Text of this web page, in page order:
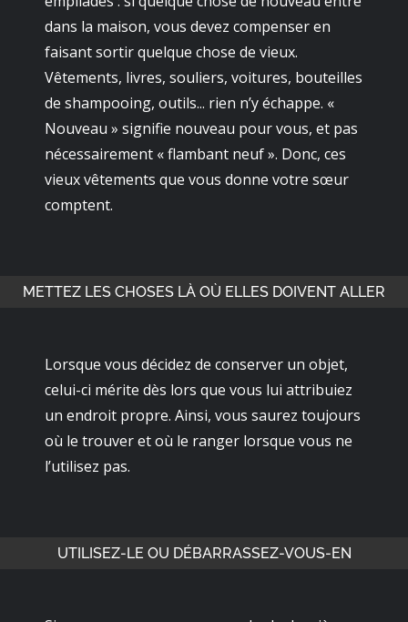
dans la maison, vous devez compenser en
faisant sortir quelque chose de vieux.
Vêtements, livres, souliers, voitures, bouteilles
de shampooing, outils... rien n’y échappe. «
Nouveau » signifie nouveau pour vous, et pas
nécessairement « flambant neuf ». Donc, ces
vieux vêtements que vous donne votre sœur
comptent.
METTEZ LES CHOSES LÀ OÙ ELLES DOIVENT ALLER
Lorsque vous décidez de conserver un objet,
celui-ci mérite dès lors que vous lui attribuiez
un endroit propre. Ainsi, vous saurez toujours
où le trouver et où le ranger lorsque vous ne
l’utilisez pas.
UTILISEZ-LE OU DÉBARRASSEZ-VOUS-EN